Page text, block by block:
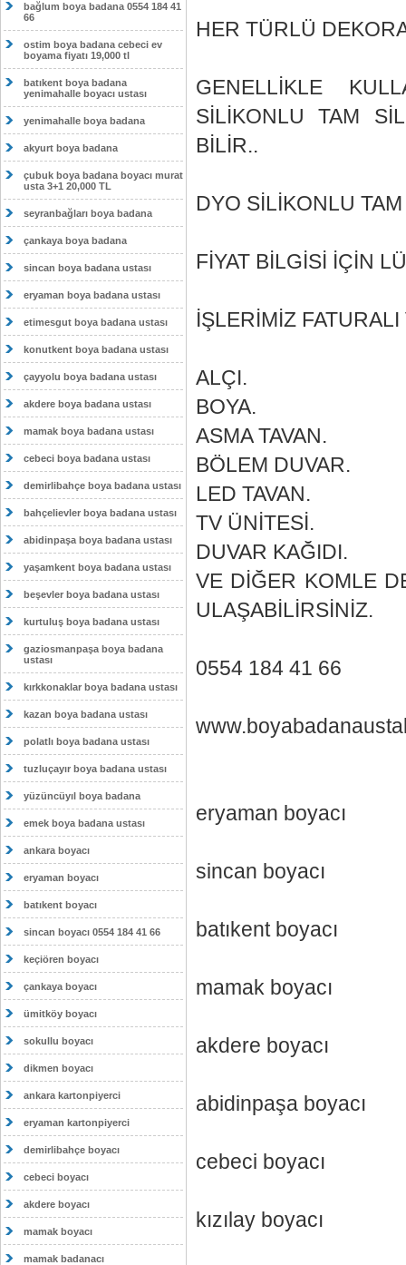
bağlum boya badana 0554 184 41
66
ostim boya badana cebeci ev
boyama fiyatı 19,000 tl
batıkent boya badana
yenimahalle boyacı ustası
yenimahalle boya badana
akyurt boya badana
çubuk boya badana boyacı murat
usta 3+1 20,000 TL
seyranbağları boya badana
çankaya boya badana
sincan boya badana ustası
eryaman boya badana ustası
etimesgut boya badana ustası
konutkent boya badana ustası
çayyolu boya badana ustası
akdere boya badana ustası
mamak boya badana ustası
cebeci boya badana ustası
demirlibahçe boya badana ustası
bahçelievler boya badana ustası
abidinpaşa boya badana ustası
yaşamkent boya badana ustası
beşevler boya badana ustası
kurtuluş boya badana ustası
gaziosmanpaşa boya badana
ustası
kırkkonaklar boya badana ustası
kazan boya badana ustası
polatlı boya badana ustası
tuzluçayır boya badana ustası
yüzüncüyıl boya badana
emek boya badana ustası
ankara boyacı
eryaman boyacı
batıkent boyacı
sincan boyacı 0554 184 41 66
keçiören boyacı
çankaya boyacı
ümitköy boyacı
sokullu boyacı
dikmen boyacı
ankara kartonpiyerci
eryaman kartonpiyerci
demirlibahçe boyacı
cebeci boyacı
akdere boyacı
mamak boyacı
mamak badanacı
HER TÜRLÜ
GENELLİKLE
SİLİKONLU TAM
BİLİR..
DYO SİLİKONLU
FİYAT BİLGİSİ İÇİN
İŞLERİMİZ
ALÇI.
BOYA.
ASMA TAVAN.
BÖLEM DUVAR.
LED TAVAN.
TV ÜNİTESİ.
DUVAR KAĞIDI.
VE DİĞER KOMLE
ULAŞABİLİRSİNİZ.
0554 184 41 66
eryaman boyacı
sincan boyacı
batıkent boyacı
mamak boyacı
akdere boyacı
abidinpaşa boyacı
cebeci boyacı
kızılay boyacı